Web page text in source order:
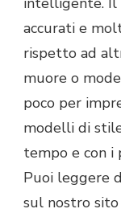
accurati e
rispetto ad
muore o
poco per
modelli di
tempo e con i
Puoi leggere
sul nostro